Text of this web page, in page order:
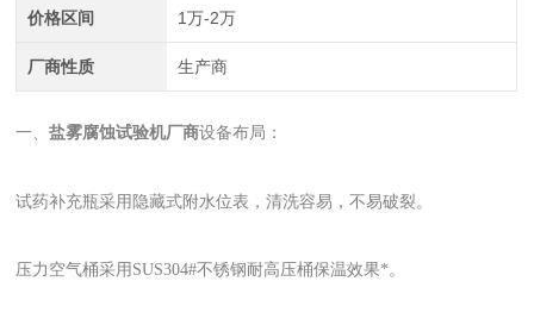
价格区间 1万-2万
厂商性质 生产商
一、盐雾腐蚀试验机厂商设备布局：
试药补充瓶采用隐藏式附水位表，清洗容易，不易破裂。
压力空气桶采用SUS304#不锈钢耐高压桶保温效果*。